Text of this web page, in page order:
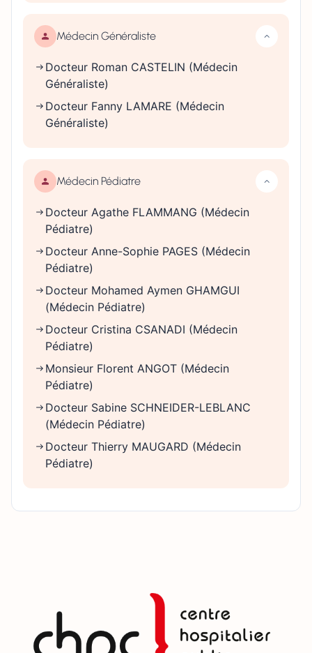
Médecin Généraliste
Docteur Roman CASTELIN (Médecin
Généraliste)
Docteur Fanny LAMARE (Médecin
Généraliste)
Médecin Pédiatre
Docteur Agathe FLAMMANG (Médecin
Pédiatre)
Docteur Anne-Sophie PAGES (Médecin
Pédiatre)
Docteur Mohamed Aymen GHAMGUI
(Médecin Pédiatre)
Docteur Cristina CSANADI (Médecin
Pédiatre)
Monsieur Florent ANGOT (Médecin
Pédiatre)
Docteur Sabine SCHNEIDER-LEBLANC
(Médecin Pédiatre)
Docteur Thierry MAUGARD (Médecin
Pédiatre)